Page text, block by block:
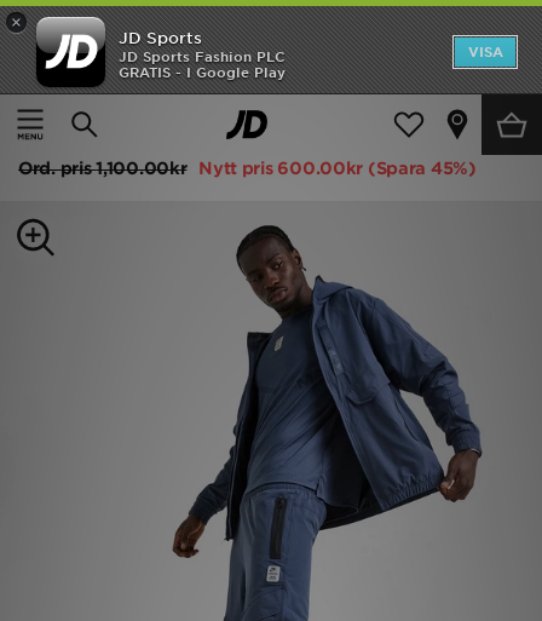
×
JD Sports
JD Sports Fashion PLC
GRATIS - I Google Play
VISA
Hem
Herr Herrkläder Cargobyxor
Nike Air Max Woven Cargo Pants
Ord. pris1,100.00kr Nytt pris 600.00kr (Spara 45%)
Hem
Rea
Dam